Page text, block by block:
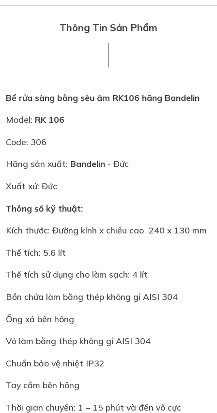
Thông Tin Sản Phẩm
Bể rửa sàng bằng sêu âm RK106 hãng Bandelin
Model: RK 106
Code: 306
Hãng sản xuất: Bandelin - Đức
Xuất xứ: Đức
Thông số kỹ thuật:
Kích thước: Đường kính x chiều cao 240 x 130 mm
Thể tích: 5.6 lít
Thể tích sử dụng cho làm sạch: 4 lít
Bồn chứa làm bằng thép không gỉ AISI 304
Ống xả bên hông
Vỏ làm bằng thép không gỉ AISI 304
Chuẩn bảo vệ nhiệt IP32
Tay cầm bên hông
Thời gian chuyển: 1 – 15 phút và đến vô cực